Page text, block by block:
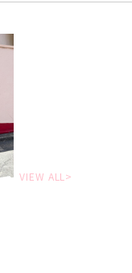
VIEW ALL>